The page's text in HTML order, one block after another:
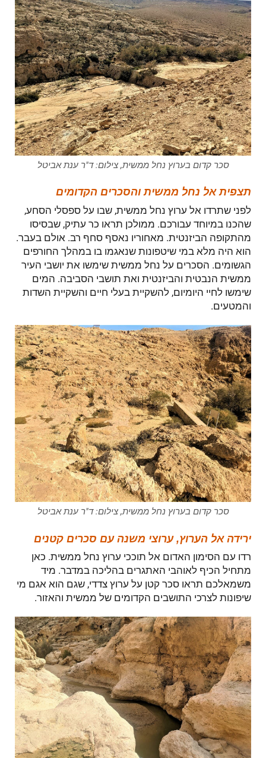
סכר קדום בערוץ נחל ממשית, צילום: ד"ר ענת אביטל
תצפית אל נחל ממשית והסכרים הקדומים
לפני שתרדו אל ערוץ נחל ממשית, שבו על ספסלי הסחע,
שהכנו במיוחד עבורכם. ממולכן תראו כר עתיק, שבסיסו
מהתקופה הביזנטית. מאחוריו נאסף סחף רב. אולם בעבר.
הוא היה מלא במי שיטפונות שנאגמו בו במהלך החורפים
הגשומים. הסכרים על נחל ממשית שימשו את יושבי העיר
ממשית הנבטית והביזנטית ואת תושבי הסביבה. המים
שימשו לחיי היומיום, להשקיית בעלי חיים והשקיית השדות
והמטעים.
סכר קדום בערוץ נחל ממשית, צילום: ד"ר ענת אביטל
ירידה אל הערוץ, ערוצי משנה עם סכרים קטנים
רדו עם הסימון האדום אל תוככי ערוץ נחל ממשית. כאן
מתחיל הכיף לאוהבי האתגרים בהליכה במדבר. מיד
משמאלכם תראו סכר קטן על ערוץ צדדי, שגם הוא אגם מי
שיפונות לצרכי התושבים הקדומים של ממשית והאזור.